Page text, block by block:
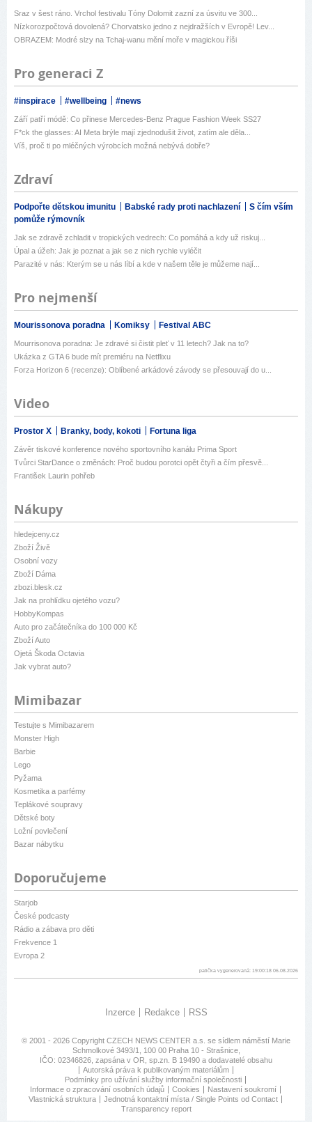
Sraz v šest ráno. Vrchol festivalu Tóny Dolomit zazní za úsvitu ve 300...
Nízkorozpočtová dovolená? Chorvatsko jedno z nejdražších v Evropě! Lev...
OBRAZEM: Modré slzy na Tchaj-wanu mění moře v magickou říši
Pro generaci Z
#inspirace #wellbeing #news
Září patří módě: Co přinese Mercedes-Benz Prague Fashion Week SS27
F*ck the glasses: AI Meta brýle mají zjednodušit život, zatím ale děla...
Víš, proč ti po mléčných výrobcích možná nebývá dobře?
Zdraví
Podpořte dětskou imunitu Babské rady proti nachlazení
S čím vším
pomůže rýmovník
Jak se zdravě zchladit v tropických vedrech: Co pomáhá a kdy už riskuj...
Úpal a úžeh: Jak je poznat a jak se z nich rychle vyléčit
Parazité v nás: Kterým se u nás líbí a kde v našem těle je můžeme nají...
Pro nejmenší
Mourissonova poradna Komiksy Festival ABC
Mourrisonova poradna: Je zdravé si čistit pleť v 11 letech? Jak na to?
Ukázka z GTA 6 bude mít premiéru na Netflixu
Forza Horizon 6 (recenze): Oblíbené arkádové závody se přesouvají do u...
Video
Prostor X Branky, body, kokoti Fortuna liga
Závěr tiskové konference nového sportovního kanálu Prima Sport
Tvůrci StarDance o změnách: Proč budou porotci opět čtyři a čím přesvě...
František Laurin pohřeb
Nákupy
hledejceny.cz
Zboží Živě
Osobní vozy
Zboží Dáma
zbozi.blesk.cz
Jak na prohlídku ojetého vozu?
HobbyKompas
Auto pro začátečníka do 100 000 Kč
Zboží Auto
Ojetá Škoda Octavia
Jak vybrat auto?
Mimibazar
Testujte s Mimibazarem
Monster High
Barbie
Lego
Pyžama
Kosmetika a parfémy
Teplákové soupravy
Dětské boty
Ložní povlečení
Bazar nábytku
Doporučujeme
Starjob
České podcasty
Rádio a zábava pro děti
Frekvence 1
Evropa 2
patička vygenerovaná: 19:00:18 06.08.2026
Inzerce Redakce RSS
© 2001 - 2026 Copyright CZECH NEWS CENTER a.s. se sídlem náměstí Marie
Schmolkové 3493/1, 100 00 Praha 10 - Strašnice,
IČO: 02346826, zapsána v OR, sp.zn. B 19490 a dodavatelé obsahu
Autorská práva k publikovaným materiálům
Podmínky pro užívání služby informační společnosti
Informace o zpracování osobních údajů
Cookies
Nastavení soukromí
Vlastnická struktura
Jednotná kontaktní místa / Single Points od Contact
Transparency report